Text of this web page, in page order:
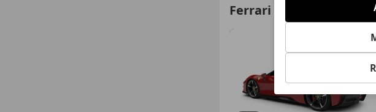
Ferrari SF90 Stradale